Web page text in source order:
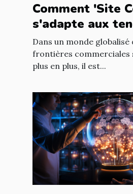
Comment 'Site
s'adapte aux
internationales
en ligne
Dans un monde globalisé
frontières commerciales
plus en plus, il est...